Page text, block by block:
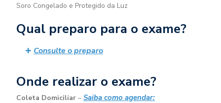
Soro Congelado e Protegido da Luz
Qual preparo para o exame?
Consulte o preparo
Onde realizar o exame?
Coleta Domiciliar – Saiba como agendar: